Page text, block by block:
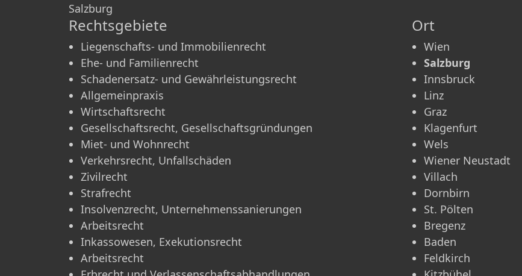
Salzburg
Rechtsgebiete
Liegenschafts- und Immobilienrecht
Ehe- und Familienrecht
Schadenersatz- und Gewährleistungsrecht
Allgemeinpraxis
Wirtschaftsrecht
Gesellschaftsrecht, Gesellschaftsgründungen
Miet- und Wohnrecht
Verkehrsrecht, Unfallschäden
Zivilrecht
Strafrecht
Insolvenzrecht, Unternehmenssanierungen
Arbeitsrecht
Inkassowesen, Exekutionsrecht
Arbeitsrecht
Ort
Wien
Salzburg
Innsbruck
Linz
Graz
Klagenfurt
Wels
Wiener Neustadt
Villach
Dornbirn
St. Pölten
Bregenz
Baden
Feldkirch